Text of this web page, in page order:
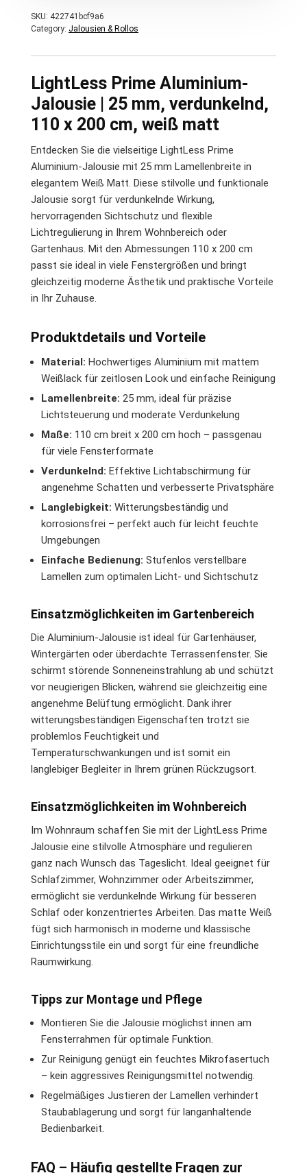
SKU: 422741bcf9a6
Category: Jalousien & Rollos
LightLess Prime Aluminium-
Jalousie | 25 mm, verdunkelnd,
110 x 200 cm, weiß matt
Entdecken Sie die vielseitige LightLess Prime
Aluminium-Jalousie mit 25 mm Lamellenbreite in
elegantem Weiß Matt. Diese stilvolle und funktionale
Jalousie sorgt für verdunkelnde Wirkung,
hervorragenden Sichtschutz und flexible
Lichtregulierung in Ihrem Wohnbereich oder
Gartenhaus. Mit den Abmessungen 110 x 200 cm
passt sie ideal in viele Fenstergrößen und bringt
gleichzeitig moderne Ästhetik und praktische Vorteile
in Ihr Zuhause.
Produktdetails und Vorteile
Material: Hochwertiges Aluminium mit mattem
Weißlack für zeitlosen Look und einfache Reinigung
Lamellenbreite: 25 mm, ideal für präzise
Lichtsteuerung und moderate Verdunkelung
Maße: 110 cm breit x 200 cm hoch – passgenau
für viele Fensterformate
Verdunkelnd: Effektive Lichtabschirmung für
angenehme Schatten und verbesserte Privatsphäre
Langlebigkeit: Witterungsbeständig und
korrosionsfrei – perfekt auch für leicht feuchte
Umgebungen
Einfache Bedienung: Stufenlos verstellbare
Lamellen zum optimalen Licht- und Sichtschutz
Einsatzmöglichkeiten im Gartenbereich
Die Aluminium-Jalousie ist ideal für Gartenhäuser,
Wintergärten oder überdachte Terrassenfenster. Sie
schirmt störende Sonneneinstrahlung ab und schützt
vor neugierigen Blicken, während sie gleichzeitig eine
angenehme Belüftung ermöglicht. Dank ihrer
witterungsbeständigen Eigenschaften trotzt sie
problemlos Feuchtigkeit und
Temperaturschwankungen und ist somit ein
langlebiger Begleiter in Ihrem grünen Rückzugsort.
Einsatzmöglichkeiten im Wohnbereich
Im Wohnraum schaffen Sie mit der LightLess Prime
Jalousie eine stilvolle Atmosphäre und regulieren
ganz nach Wunsch das Tageslicht. Ideal geeignet für
Schlafzimmer, Wohnzimmer oder Arbeitszimmer,
ermöglicht sie verdunkelnde Wirkung für besseren
Schlaf oder konzentriertes Arbeiten. Das matte Weiß
fügt sich harmonisch in moderne und klassische
Einrichtungsstile ein und sorgt für eine freundliche
Raumwirkung.
Tipps zur Montage und Pflege
Montieren Sie die Jalousie möglichst innen am
Fensterrahmen für optimale Funktion.
Zur Reinigung genügt ein feuchtes Mikrofasertuch
– kein aggressives Reinigungsmittel notwendig.
Regelmäßiges Justieren der Lamellen verhindert
Staubablagerung und sorgt für langanhaltende
Bedienbarkeit.
FAQ – Häufig gestellte Fragen zur